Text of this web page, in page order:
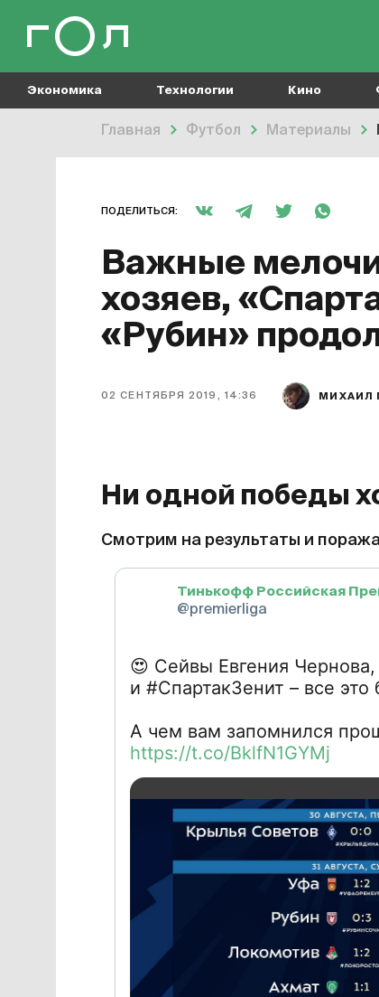
Экономика Технологии Кино
Главная Футбол Материалы
ПОДЕЛИТЬСЯ:
Важные
хозяев,
«Рубин»
02 СЕНТЯБРЯ 2019, 14:36 МИХАИЛ
Ни одной победы
Смотрим на результаты и
Тинькофф Российская
@premierliga
😍 Сейвы Евгения Чернова,
и #СпартакЗенит – все
А чем вам запомнился
https://t.co/BklfN1GYMj